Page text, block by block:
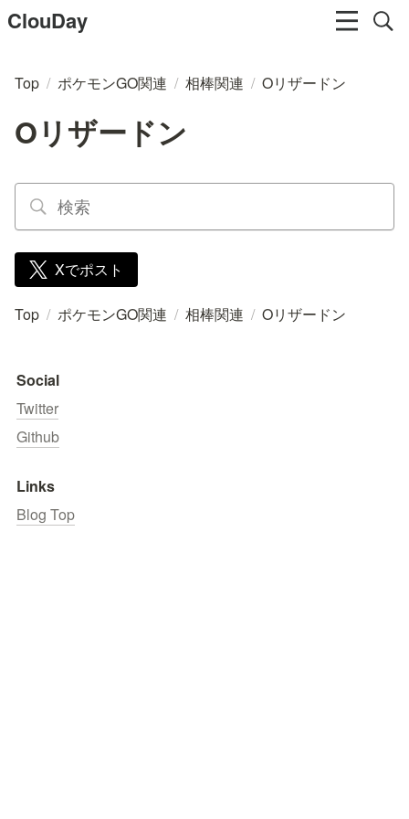
ClouDay
Top / ポケモンGO関連 / 相棒関連 / Oリザードン
Oリザードン
Xでポスト
Top / ポケモンGO関連 / 相棒関連 / Oリザードン
Social
Twitter
Github
Links
Blog Top